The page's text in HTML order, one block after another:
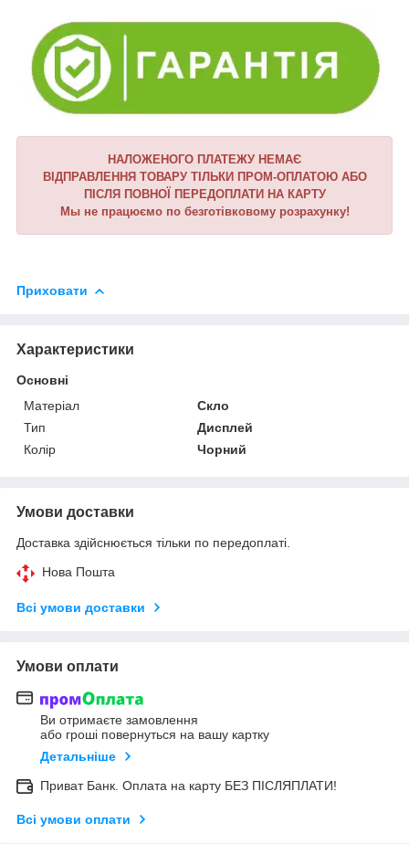
НАЛОЖЕНОГО ПЛАТЕЖУ НЕМАЄ
ВІДПРАВЛЕННЯ ТОВАРУ ТІЛЬКИ ПРОМ-ОПЛАТОЮ АБО
ПІСЛЯ ПОВНОЇ ПЕРЕДОПЛАТИ НА КАРТУ
Мы не працюємо по безготівковому розрахунку!
Приховати
Характеристики
Основні
Матеріал
Скло
Тип
Дисплей
Колір
Чорний
Умови доставки
Доставка здійснюється тільки по передоплаті.
Нова Пошта
Всі умови доставки
Умови оплати
Ви отримаєте замовлення
або гроші повернуться на вашу картку
Детальніше
Приват Банк. Оплата на карту БЕЗ ПІСЛЯПЛАТИ!
Всі умови оплати